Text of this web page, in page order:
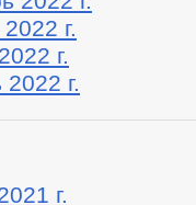
г.
г.
г.
г.